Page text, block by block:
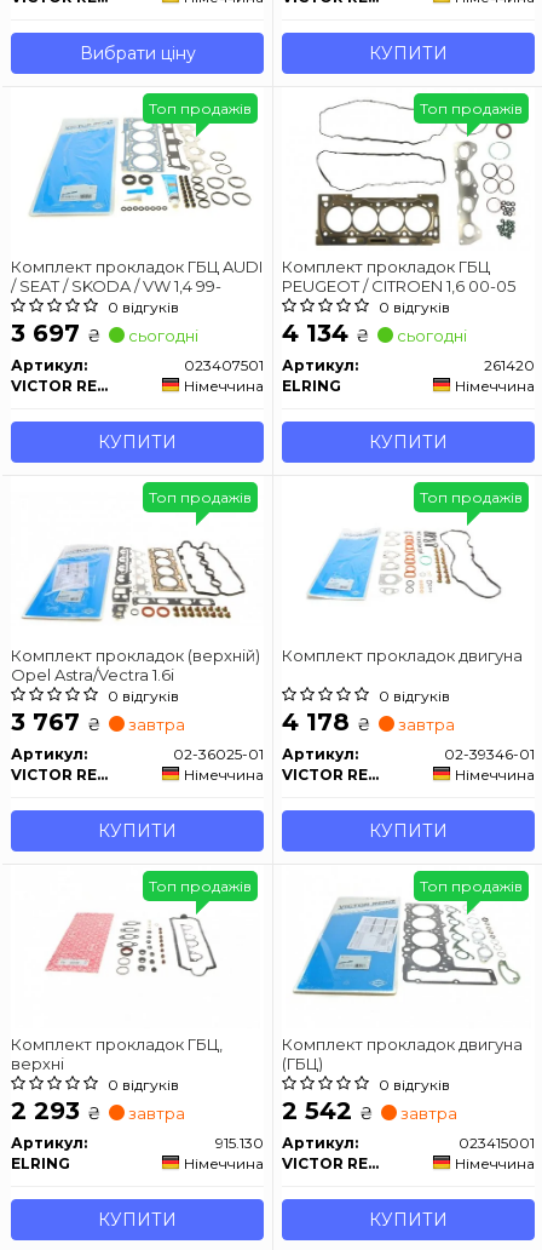
Вибрати ціну КУПИТИ
Комплект прокладок ГБЦ AUDI
/ SEAT / SKODA / VW 1,4 99-
0 відгуків
3 697 ₴ сьогодні
Артикул:
023407501
VICTOR REINZ
Німеччина
КУПИТИ
Топ продажів
Комплект прокладок ГБЦ
PEUGEOT / CITROEN 1,6 00-05
0 відгуків
4 134 ₴ сьогодні
Артикул:
261420
ELRING
Німеччина
КУПИТИ
Топ продажів
Комплект прокладок (верхній)
Opel Astra/Vectra 1.6i
0 відгуків
3 767 ₴ завтра
Артикул:
02-36025-01
VICTOR REINZ
Німеччина
КУПИТИ
Топ продажів
Комплект прокладок двигуна
0 відгуків
4 178 ₴ завтра
Артикул:
02-39346-01
VICTOR REINZ
Німеччина
КУПИТИ
Топ продажів
Комплект прокладок ГБЦ,
верхні
0 відгуків
2 293 ₴ завтра
Артикул:
915.130
ELRING
Німеччина
КУПИТИ
Топ продажів
Комплект прокладок двигуна
(ГБЦ)
0 відгуків
2 542 ₴ завтра
Артикул:
023415001
VICTOR REINZ
Німеччина
КУПИТИ
Топ продажів